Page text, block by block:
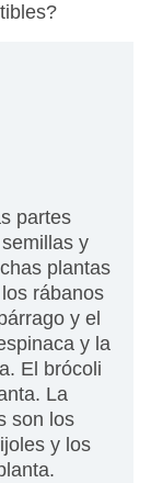
partes
y
plantas
rábanos
y el
y la
El brócoli
La
son los
y los